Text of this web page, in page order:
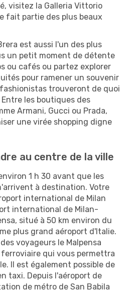
visitez la Galleria Vittorio
fait partie des plus beaux
est aussi l'un des plus
un petit moment de détente
ou cafés ou partez explorer
pour ramener un souvenir
trouveront de quoi
les boutiques des
Armani, Gucci ou Prada,
une virée shopping digne
au centre de la ville
1 h 30 avant que les
à destination. Votre
international de Milan
international de Milan-
situé à 50 km environ du
plus grand aéroport d'Italie.
voyageurs le Malpensa
qui vous permettra
Il est également possible de
taxi. Depuis l'aéroport de
de métro de San Babila